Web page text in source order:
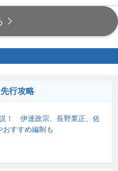
行攻略
！ 伊達政宗、長野業正、佐
すすめ編制も